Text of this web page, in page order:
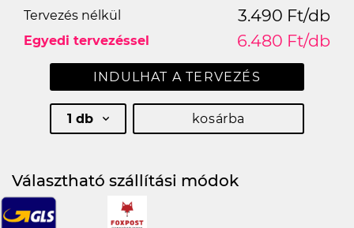
Tervezés nélkül 3.490 Ft/db
Egyedi tervezéssel 6.480 Ft/db
INDULHAT A TERVEZÉS
1 db kosárba
Választható szállítási módok